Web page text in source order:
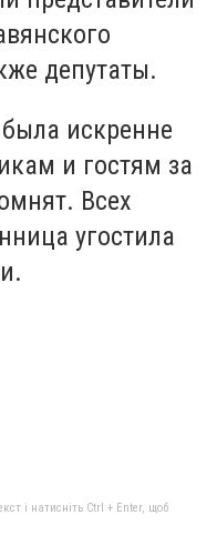
депутаты.
искренне
и гостям за
Всех
угостила
і натисніть Ctrl + Enter, щоб